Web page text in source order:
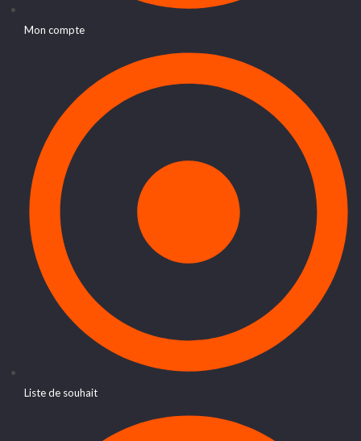
Mon compte
Liste de souhait